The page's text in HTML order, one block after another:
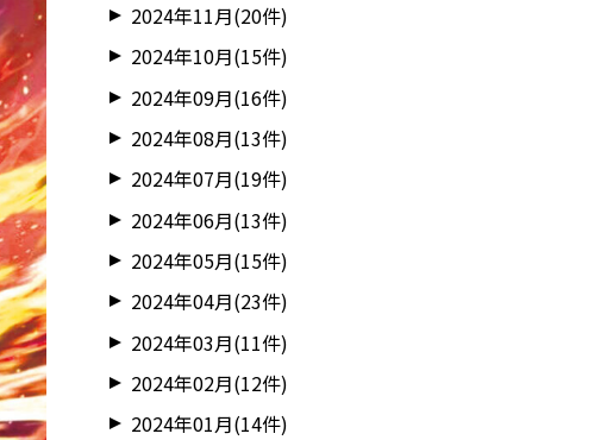
2024年11月(20件)
2024年10月(15件)
2024年09月(16件)
2024年08月(13件)
2024年07月(19件)
2024年06月(13件)
2024年05月(15件)
2024年04月(23件)
2024年03月(11件)
2024年02月(12件)
2024年01月(14件)